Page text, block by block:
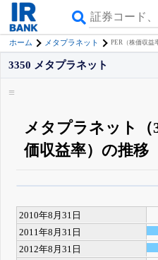
ホーム メタプラネット PER（株価収益
3350 メタプラネット
メタプラネット（
価収益率）の推移
詳しく見られる無料でβ版
登録すると永久30%OFFと
2010年8月31日
2011年8月31日
2012年8月31日